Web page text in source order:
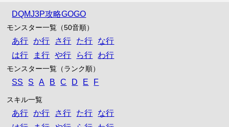
DQMJ3P攻略GOGO
モンスター一覧（50音順）
あ行 か行 さ行 た行
な行
は行
ま行 や行 ら行 わ行
モンスター一覧（ランク順）
SS S A B C D E F
スキル一覧
あ行 か行 さ行 た行
な行